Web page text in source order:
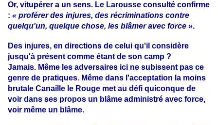
Or, vitupérer a un sens. Le Larousse consulté confirme
: « proférer des injures, des récriminations contre
quelqu'un, quelque chose, les blâmer avec force ».
Des injures, en directions de celui qu'il considère
jusqu'à présent comme étant de son camp ?
Jamais. Même les adversaires ici ne subissent pas ce
genre de pratiques. Même dans l'acceptation la moins
brutale Canaille le Rouge met au défi quiconque de
voir dans ses propos un blâme administré avec force,
voir même un blâme.